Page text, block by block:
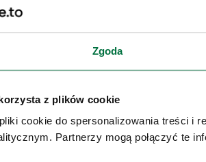
Zgoda
z plików cookie
cookie do spersonalizowania treści i
Partnerzy mogą połączyć te